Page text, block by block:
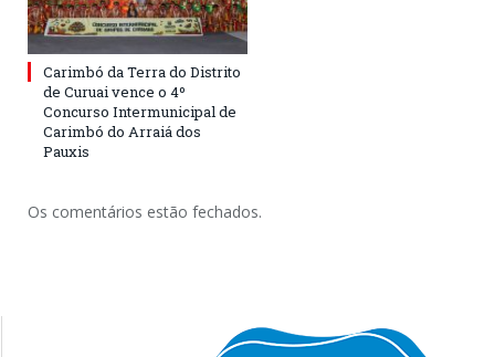
Carimbó da Terra do Distrito
de Curuai vence o 4º
Concurso Intermunicipal de
Carimbó do Arraiá dos
Pauxis
Os comentários estão fechados.